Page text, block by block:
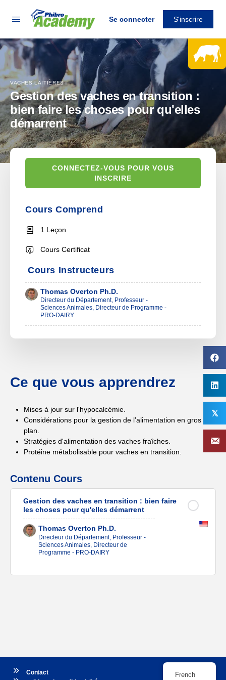
Se connecter S'inscrire
VACHES LAITIÈRES
Gestion des vaches en transition :
bien faire les choses pour qu'elles
démarrent
Ce que vous apprendrez
Mises à jour sur l'hypocalcémie.
Considérations pour la gestion de l’alimentation en gros
plan.
Stratégies d'alimentation des vaches fraîches.
Protéine métabolisable pour vaches en transition.
Contenu Cours
Gestion des vaches en transition : bien faire
les choses pour qu'elles démarrent
Thomas Overton Ph.D.
Directeur du Département, Professeur -
Sciences Animales, Directeur de
Programme - PRO-DAIRY
CONNECTEZ-VOUS POUR VOUS
INSCRIRE
Cours Comprend
1 Leçon
Cours Certificat
Cours Instructeurs
Thomas Overton Ph.D.
Directeur du Département, Professeur -
Sciences Animales, Directeur de Programme -
PRO-DAIRY
Contact
𝕏
French